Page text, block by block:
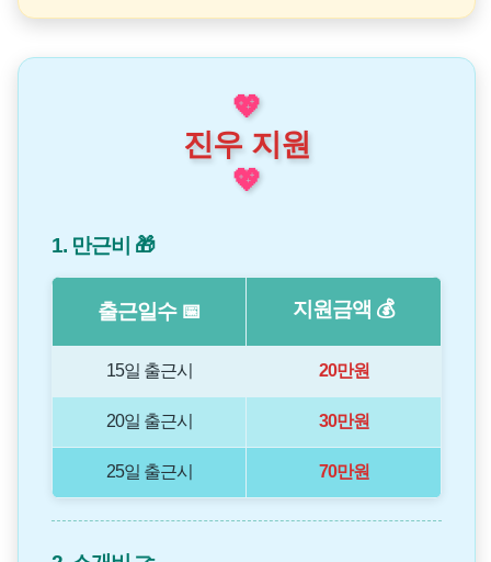
💖
진우 지원
💖
1. 만근비 🎁
출근일수 📅 지원금액 💰
15일 출근시 20만원
20일 출근시 30만원
25일 출근시 70만원